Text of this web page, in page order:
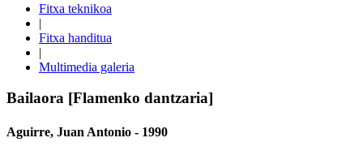
Fitxa teknikoa
|
Fitxa handitua
|
Multimedia galeria
Bailaora [Flamenko dantzaria]
Aguirre, Juan Antonio - 1990